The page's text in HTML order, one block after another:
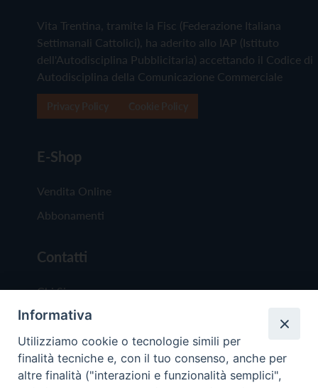
Vita Trentina, tramite la Fisc (Federazione Italiana
Settimanali Cattolici), ha aderito allo IAP (Istituto
dell'Autodisciplina Pubblicitaria) accettando il Codice di
Autodisciplina della Comunicazione Commerciale
E-Shop
Vendita Online
Abbonamenti
Contatti
Chi Siamo
Redazione
Scrivici
Informativa
Utilizziamo cookie o tecnologie simili per
finalità tecniche e, con il tuo consenso, anche per
altre finalità ("interazioni e funzionalità semplici",